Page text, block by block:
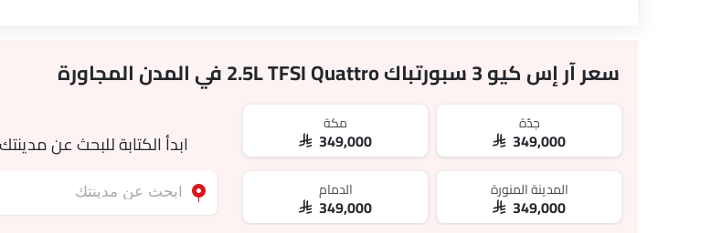
سعر آر إس كيو 3 سبورتباك 2.5L TFSI Quattro في المدن المجاورة
جدّة
SAR 349,000
مكة
SAR 349,000
المدينة المنورة
SAR 349,000
الدمام
SAR 349,000
ابدأ الكتابة للبحث عن